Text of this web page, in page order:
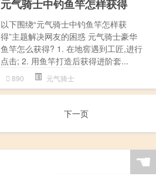
元气骑士中钓鱼竿怎样获得
以下围绕“元气骑士中钓鱼竿怎样获
得”主题解决网友的困惑 元气骑士豪华
鱼竿怎么获得? 1. 在地窖遇到工匠,进行
点击; 2. 用鱼竿打造后获得进阶套...
890 元气骑士
下一页
☚